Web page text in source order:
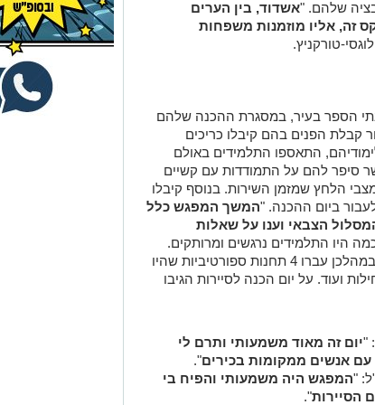
שלהם. "אשדוד, בין הערים
זה, אליו מוזמנות משפחות
טורקניץ.
75 תלמידים מכל בתי הספר בעיר, במסגרת ההכנה שלהם
קבלת הפנים בהם קיבלו כריכים
התאספו התלמידים באולם
סיפר להם על התמודדות עם קשיים
הלחץ שמזמן השירות. בנוסף קיבלו
ביום ההכנה. "המשך המפגש כלל
הצבאי וענו על שאלות
היו התלמידים נרגשים ומרותקים.
לאחר מכן יצאו הם לפארק לפעילות שטח במהלכן עברו 4 תחנות ספורטיביות שהיו
ועוד. על יום הכנה לסיירות הגיבו
"יום זה מאוד משמעותי ותרם לי
אנשים ממקומות בכירים".
"המפגש היה משמעותי והפיח בי
הסיירות".